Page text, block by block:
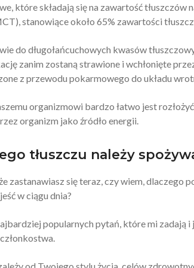
które składają się na zawartość
stanowiące około 65% zawartości
do długołańcuchowych kwasów
zanim zostaną strawione i wchłonięte
z przewodu pokarmowego do układu
organizmowi bardzo łatwo jest
organizm jako źródło energii.
tłuszczu należy
zastanawiasz się teraz, czy wiem, dlaczego
w ciągu dnia?
popularnych pytań, które mi zadają